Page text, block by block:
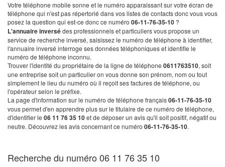
Votre téléphone mobile sonne et le numéro apparaissant sur votre écran de
téléphone qui n'est pas répertorié dans vos listes de contacts donc vous vous
posez la question qui est-ce donc ce numéro 06-11-76-35-10 ?
L'annuaire inversédes professionnels et particuliers vous propose un
service de recherche inversé, saisissez le numéro de téléphone à identifier,
l'annuaire inversé interroge ses données téléphoniques et identifie le
numéro de téléphone inconnu.
Trouver l'identité du propriétaire de la ligne de téléphone 0611763510, soit
une entreprise soit un particulier on vous donne son prénom, nom ou tout
simplement le lieu du numéro où il reçoit ses factures de téléphone, ou
l'opérateur selon le préfixe.
La page d'information sur le numéro de téléphone français06-11-76-35-10
vous permet d'en apprendre plus sur le titulaire de ce numéro de téléphone,
d'identifier le 06 11 76 35 10et de déposer un avis qu'il soit positif, négatif ou
neutre. Découvrez les avis concernant ce numéro 06-11-76-35-10.
Recherche du numéro 06 11 76 35 10